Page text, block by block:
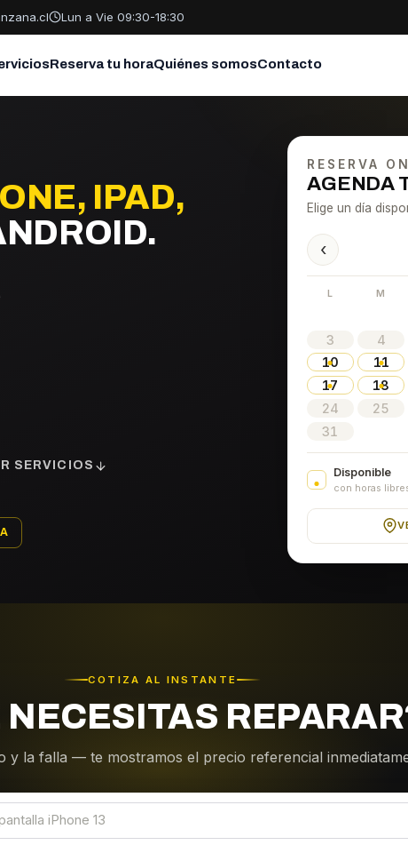
Lun a Vie 09:30-18:30
Reserva tu horaQuiénes somosContacto
IPAD,
SERVICIOS
RESERVA
AGENDA
Elige un día
‹
L M
3
4
10
11
17
18
24
25
31
Disponible
con horas
COTIZA AL INSTANTE
NECESITAS
y la falla — te mostramos el precio referencial